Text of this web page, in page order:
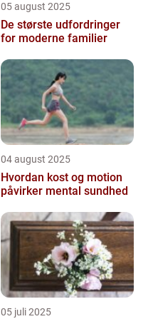
05 august 2025
De største udfordringer
for moderne familier
04 august 2025
Hvordan kost og motion
påvirker mental sundhed
05 juli 2025